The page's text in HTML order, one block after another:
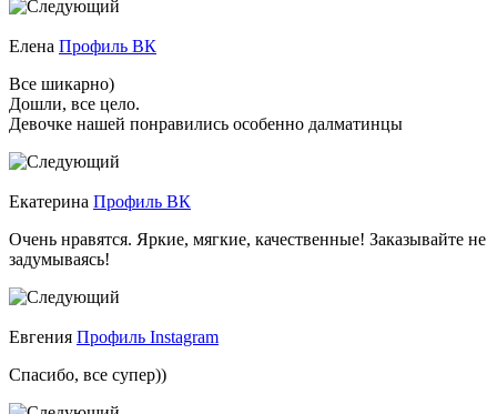
Елена Профиль ВК
Все шикарно)
Дошли, все цело.
Девочке нашей понравились особенно далматинцы
Екатерина Профиль ВК
Очень нравятся. Яркие, мягкие, качественные! Заказывайте не
задумываясь!
Евгения Профиль Instagram
Спасибо, все супер))